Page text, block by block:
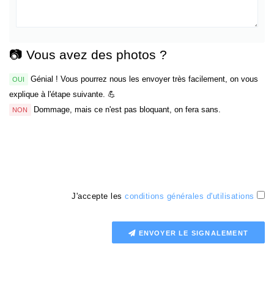
📷 Vous avez des photos ?
OUI
Génial ! Vous pourrez nous les envoyer très facilement, on vous
explique à l'étape suivante. 💪
NON Dommage, mais ce n'est pas bloquant, on fera sans.
J'accepte les conditions générales d'utilisations
ENVOYER LE SIGNALEMENT